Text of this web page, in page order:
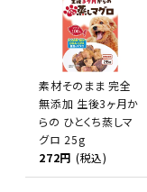
素材そのまま 完全
無添加 生後3ヶ月か
らの ひとくち蒸しマ
グロ 25g
272円 (税込)